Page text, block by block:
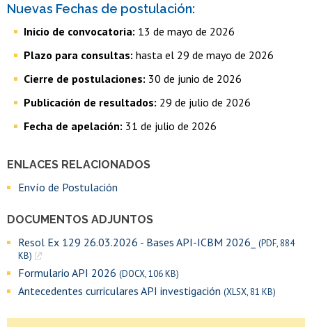
ENLACES RELACIONADOS
Envío de Postulación
DOCUMENTOS ADJUNTOS
Resol Ex 129 26.03.2026 - Bases API-ICBM 2026_ (PDF, 884
KB)
Formulario API 2026 (DOCX, 106 KB)
Antecedentes curriculares API investigación (XLSX, 81 KB)
Nuevas Fechas de postulación:
Inicio de convocatoria: 13 de mayo de 2026
Plazo para consultas: hasta el 29 de mayo de 2026
Cierre de postulaciones: 30 de junio de 2026
Publicación de resultados: 29 de julio de 2026
Fecha de apelación: 31 de julio de 2026